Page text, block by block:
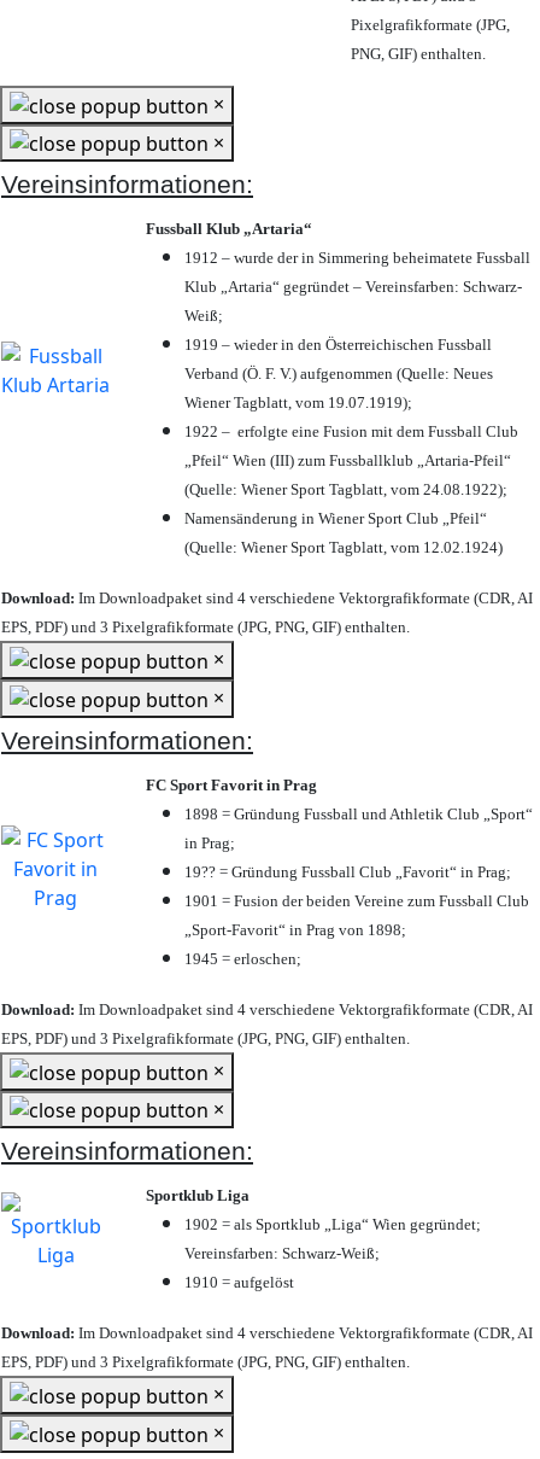
Pixelgrafikformate (JPG,
PNG, GIF) enthalten.
×
×
Vereinsinformationen:
Fussball Klub „Artaria“
1912 – wurde der in Simmering beheimatete Fussball
Klub „Artaria“ gegründet – Vereinsfarben: Schwarz-
Weiß;
1919 – wieder in den Österreichischen Fussball
Verband (Ö. F. V.) aufgenommen (Quelle: Neues
Wiener Tagblatt, vom 19.07.1919);
1922 – erfolgte eine Fusion mit dem Fussball Club
„Pfeil“ Wien (III) zum Fussballklub „Artaria-Pfeil“
(Quelle: Wiener Sport Tagblatt, vom 24.08.1922);
Namensänderung in Wiener Sport Club „Pfeil“
(Quelle: Wiener Sport Tagblatt, vom 12.02.1924)
Download: Im Downloadpaket sind 4 verschiedene Vektorgrafikformate (CDR, AI
EPS, PDF) und 3 Pixelgrafikformate (JPG, PNG, GIF) enthalten.
×
×
Vereinsinformationen:
FC Sport Favorit in Prag
1898 = Gründung Fussball und Athletik Club „Sport“
in Prag;
19?? = Gründung Fussball Club „Favorit“ in Prag;
1901 = Fusion der beiden Vereine zum Fussball Club
„Sport-Favorit“ in Prag von 1898;
1945 = erloschen;
Download: Im Downloadpaket sind 4 verschiedene Vektorgrafikformate (CDR, AI
EPS, PDF) und 3 Pixelgrafikformate (JPG, PNG, GIF) enthalten.
×
×
Vereinsinformationen:
Sportklub Liga
1902 = als Sportklub „Liga“ Wien gegründet;
Vereinsfarben: Schwarz-Weiß;
1910 = aufgelöst
Download: Im Downloadpaket sind 4 verschiedene Vektorgrafikformate (CDR, AI
EPS, PDF) und 3 Pixelgrafikformate (JPG, PNG, GIF) enthalten.
×
×